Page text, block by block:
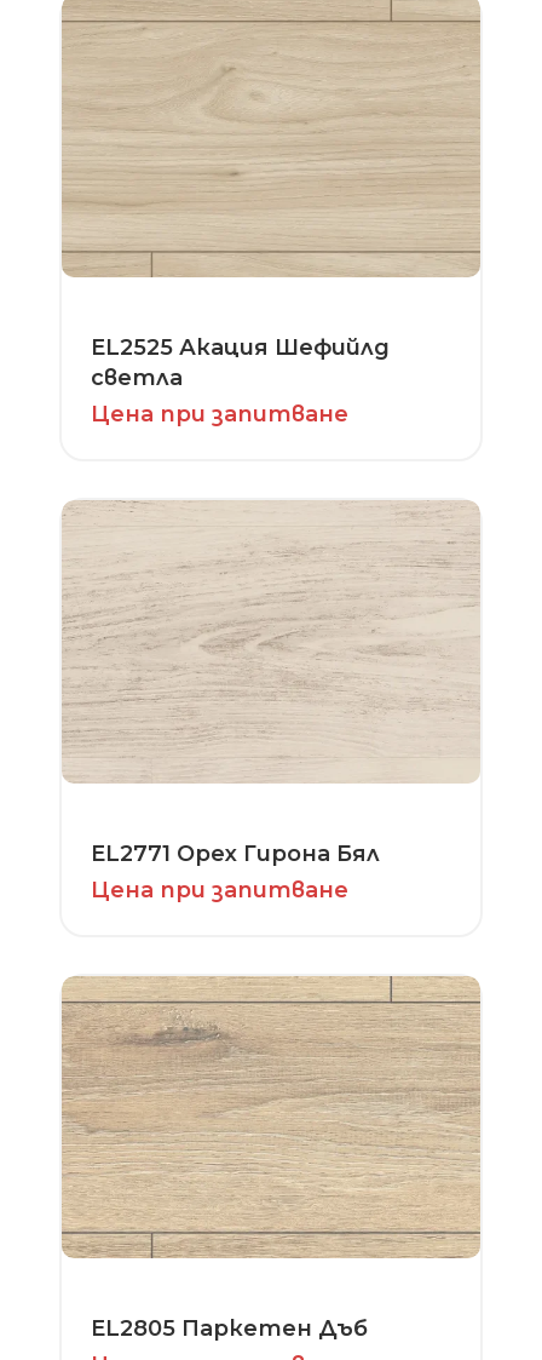
EL2525 Акация Шефийлд
светла
Цена при запитване
EL2771 Орех Гирона Бял
Цена при запитване
EL2805 Паркетен Дъб